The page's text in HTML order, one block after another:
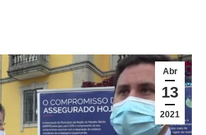
Abr
13
2021